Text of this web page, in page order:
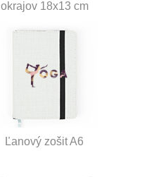
okrajov 18x13 cm
Ľanový zošit A6